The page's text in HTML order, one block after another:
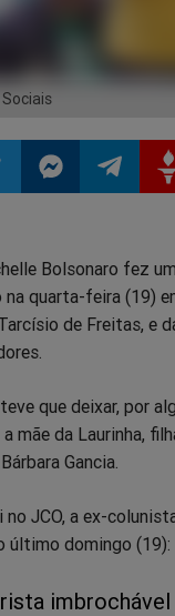
no
Messenger
no
Bolsonaro fez
na quarta-feira (19)
de Freitas, e
que deixar, por
mãe da Laurinha,
Gancia.
JCO, a ex-
último domingo (19):